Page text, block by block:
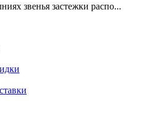
звенья застежки распо...